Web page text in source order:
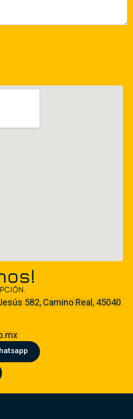
582, Camino Real, 45040